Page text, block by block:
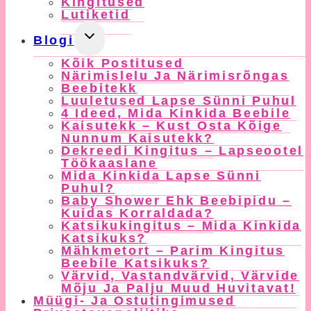
Lutiketid
Blogi
Toggle
Child
Menu
Kõik Postitused
Närimislelu Ja Närimisrõngas
Beebitekk
Luuletused Lapse Sünni Puhul
4 Ideed, Mida Kinkida Beebile
Kaisutekk – Kust Osta Kõige
Nunnum Kaisutekk?
Dekreedi Kingitus – Lapseootel
Töökaaslane
Mida Kinkida Lapse Sünni
Puhul?
Baby Shower Ehk Beebipidu –
Kuidas Korraldada?
Katsikukingitus – Mida Kinkida
Katsikuks?
Mähkmetort – Parim Kingitus
Beebile Katsikuks?
Värvid, Vastandvärvid, Värvide
Mõju Ja Palju Muud Huvitavat!
Müügi- Ja Ostutingimused